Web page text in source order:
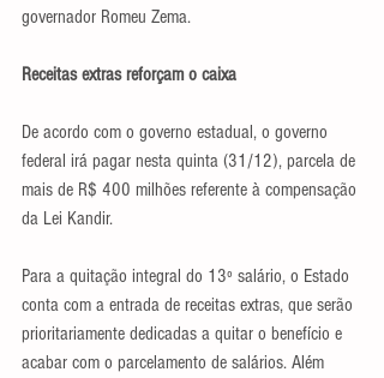
governador Romeu Zema.
Receitas extras reforçam o caixa
De acordo com o governo estadual, o governo
federal irá pagar nesta quinta (31/12), parcela de
mais de R$ 400 milhões referente à compensação
da Lei Kandir.
Para a quitação integral do 13º salário, o Estado
conta com a entrada de receitas extras, que serão
prioritariamente dedicadas a quitar o benefício e
acabar com o parcelamento de salários. Além